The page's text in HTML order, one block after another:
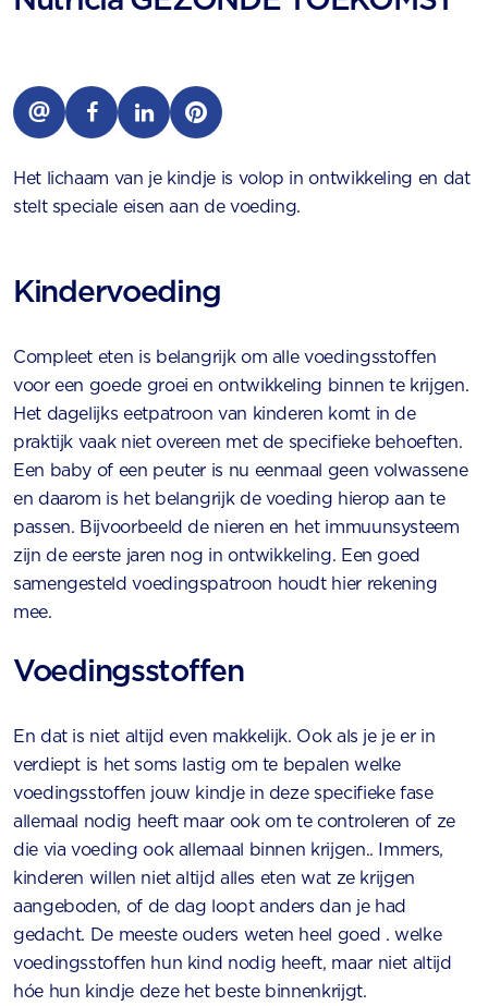
Het lichaam van je kindje is volop in ontwikkeling en dat
stelt speciale eisen aan de voeding.
Kindervoeding
Compleet eten is belangrijk om alle voedingsstoffen
voor een goede groei en ontwikkeling binnen te krijgen.
Het dagelijks eetpatroon van kinderen komt in de
praktijk vaak niet overeen met de specifieke behoeften.
Een baby of een peuter is nu eenmaal geen volwassene
en daarom is het belangrijk de voeding hierop aan te
passen. Bijvoorbeeld de nieren en het immuunsysteem
zijn de eerste jaren nog in ontwikkeling. Een goed
samengesteld voedingspatroon houdt hier rekening
mee.
Voedingsstoffen
En dat is niet altijd even makkelijk. Ook als je je er in
verdiept is het soms lastig om te bepalen welke
voedingsstoffen jouw kindje in deze specifieke fase
allemaal nodig heeft maar ook om te controleren of ze
die via voeding ook allemaal binnen krijgen.. Immers,
kinderen willen niet altijd alles eten wat ze krijgen
aangeboden, of de dag loopt anders dan je had
gedacht. De meeste ouders weten heel goed . welke
voedingsstoffen hun kind nodig heeft, maar niet altijd
hóe hun kindje deze het beste binnenkrijgt.